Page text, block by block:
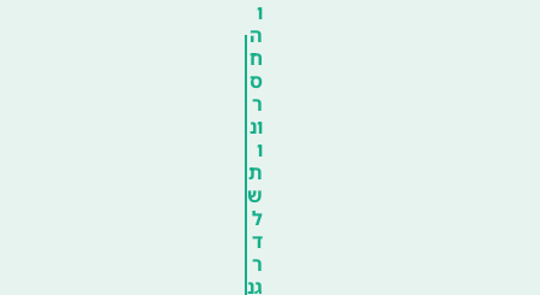
ו
ה
ח
ס
ר
ונ
ו
ת
ש
ל
ד
ר
גנ